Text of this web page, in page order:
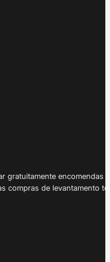
gratuitamente
compras de levantamento